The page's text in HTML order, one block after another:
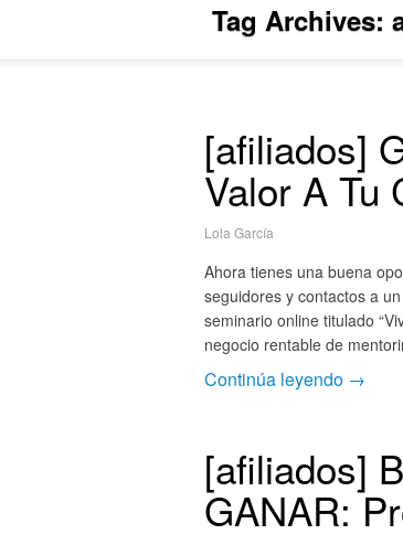
Tag Archives:
[afiliados]
Valor A Tu
Lola García
Ahora tienes una buena
seguidores y contactos a
seminario online titulado
negocio rentable de
Continúa leyendo →
[afiliados]
GANAR: